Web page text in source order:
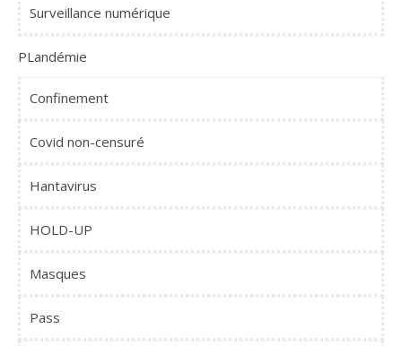
Surveillance numérique
PLandémie
Confinement
Covid non-censuré
Hantavirus
HOLD-UP
Masques
Pass